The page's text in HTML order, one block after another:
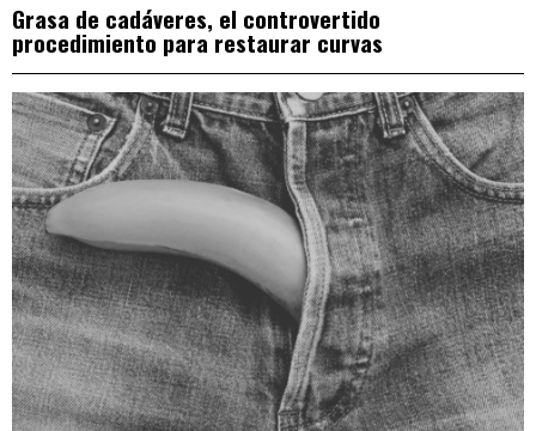
Grasa de cadáveres, el controvertido
procedimiento para restaurar curvas